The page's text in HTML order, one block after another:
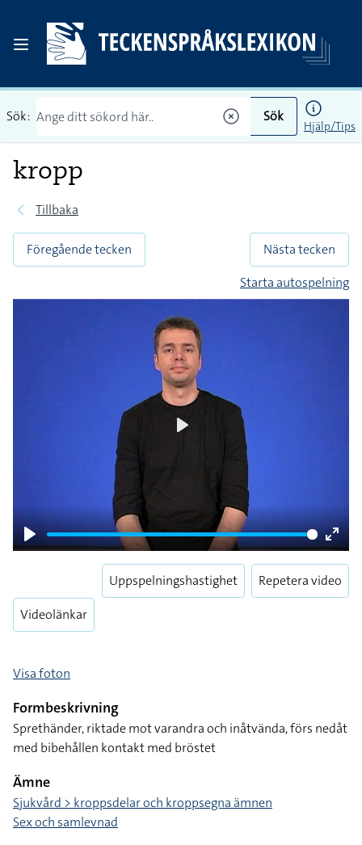
Sök: Sök
Hjälp/Tips
kropp
Tillbaka
Föregående tecken
Nästa tecken
Starta autospelning
Play
Enter
Videolänkar
Uppspelningshastighet Repetera video
Visa foton
Formbeskrivning
Sprethänder, riktade mot varandra och inåtvända, förs nedåt
med bibehållen kontakt med bröstet
Ämne
Sjukvård > kroppsdelar och kroppsegna ämnen
Sex och samlevnad